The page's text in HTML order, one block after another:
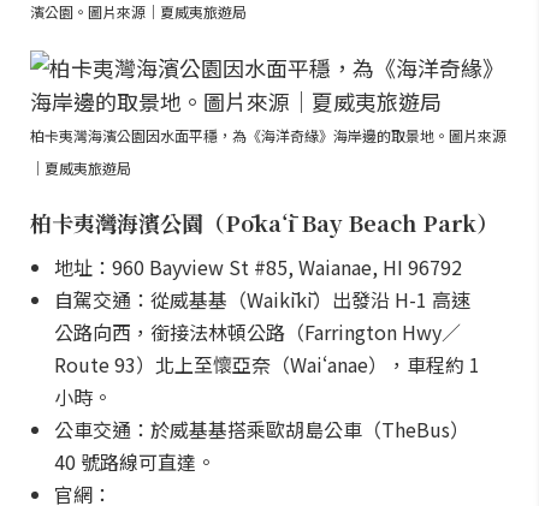
濱公園。圖片來源｜夏威夷旅遊局
柏卡夷灣海濱公園因水面平穩，為《海洋奇緣》海岸邊的取景地。圖片來源
｜夏威夷旅遊局
柏卡夷灣海濱公園（Pōkaʻī Bay Beach Park）
地址：960 Bayview St #85, Waianae, HI 96792
自駕交通：從威基基（Waikīkī）出發沿 H-1 高速
公路向西，銜接法林頓公路（Farrington Hwy／
Route 93）北上至懷亞奈（Waiʻanae），車程約 1
小時。
公車交通：於威基基搭乘歐胡島公車（TheBus）
40 號路線可直達。
官網：